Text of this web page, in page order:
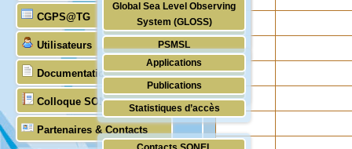
Gravimétrie absolue
Station management
Estimation des mouvements
horizontaux
Vagues
Global Sea Level Observing
System (GLOSS)
PSMSL
TIGA
Temps réel (UNESCO/COI)
CGPS@TG
Utilisateurs
Applications
Publications
Statistiques d’accès
Documentation
Colloque SONEL
Partenaires & Contacts